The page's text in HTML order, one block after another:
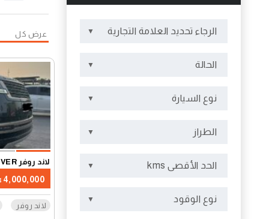
الرجاء تحديد العلامة التجارية
الحالة
نوع السيارة
الطراز
الحد الأقصى kms
نوع الوقود
عرض كل
4,000,000
لاند روفر RANGE ROVER
لاند روفر